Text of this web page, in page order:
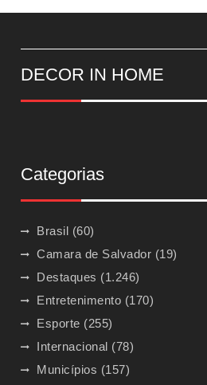
DECOR IN HOME
Categorias
Brasil (60)
Camara de Salvador (19)
Destaques (1.246)
Entretenimento (170)
Esporte (255)
Internacional (78)
Municípios (157)